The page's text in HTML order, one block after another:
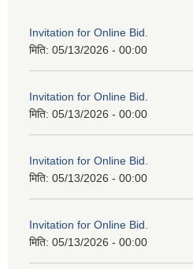
Invitation for Online Bid.
मिति: 05/13/2026 - 00:00
Invitation for Online Bid.
मिति: 05/13/2026 - 00:00
Invitation for Online Bid.
मिति: 05/13/2026 - 00:00
Invitation for Online Bid.
मिति: 05/13/2026 - 00:00